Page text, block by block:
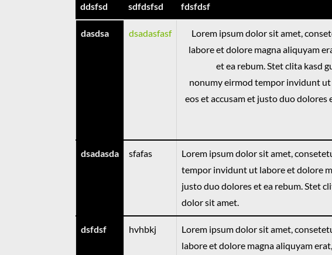
ddsfsd sdfdsfsd fdsfdsf
dasdsa dsadasfasf
Lorem ipsum dolor sit amet,
labore et dolore magna aliquyam
et ea rebum. Stet clita kasd
nonumy eirmod tempor invidunt
eos et accusam et justo duo dolores
dsadasda sfafas
Lorem ipsum dolor sit amet,
tempor invidunt ut labore et dolore
justo duo dolores et ea rebum. Stet
dolor sit amet.
dsfdsf hvhbkj
Lorem ipsum dolor sit amet,
labore et dolore magna aliquyam